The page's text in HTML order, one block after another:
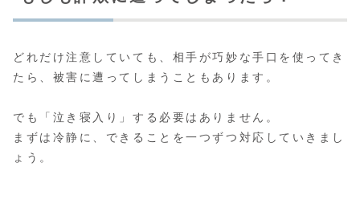
どれだけ注意していても、相手が巧妙な手口を使ってき
たら、被害に遭ってしまうこともあります。
でも「泣き寝入り」する必要はありません。
まずは冷静に、できることを一つずつ対応していきまし
ょう。